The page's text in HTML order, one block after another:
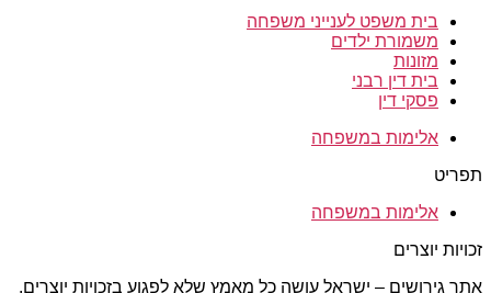
בית משפט לענייני משפחה
משמורת ילדים
מזונות
בית דין רבני
פסקי דין
אלימות במשפחה
תפריט
אלימות במשפחה
זכויות יוצרים
אתר גירושים – ישראל עושה כל מאמץ שלא לפגוע בזכויות יוצרים.